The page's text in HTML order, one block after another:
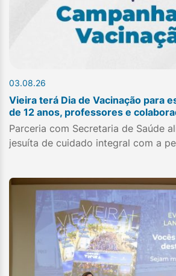
03.08.26
Vieira terá Dia de Vacinação para
de 12 anos, professores e
Parceria com Secretaria de Saúde
jesuíta de cuidado integral com a